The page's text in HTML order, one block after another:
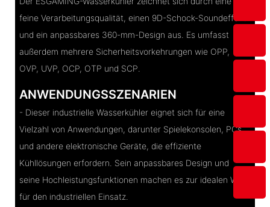
feine Verarbeitungsqualität, einen 9D-Schock-Soundeffekt
und ein anpassbares 360-mm-Design aus. Es umfasst
außerdem mehrere Sicherheitsvorkehrungen wie OPP,
OVP, UVP, OCP, OTP und SCP.
ANWENDUNGSSZENARIEN
- Dieser industrielle Wasserkühler eignet sich für eine
Vielzahl von Anwendungen, darunter Spielekonsolen, PCs
und andere elektronische Geräte, die effiziente
Kühllösungen erfordern. Sein anpassbares Design und
seine Hochleistungsfunktionen machen es zur idealen Wahl
für den industriellen Einsatz.